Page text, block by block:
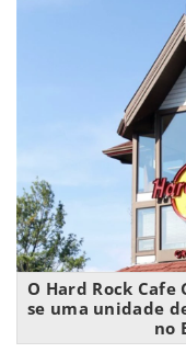
O Hard Rock
se uma unidade
no